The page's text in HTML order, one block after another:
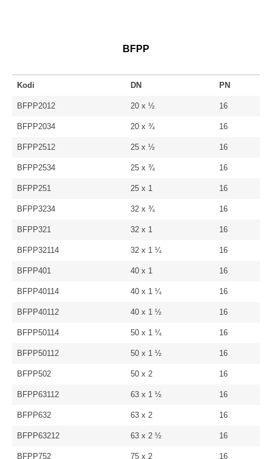
BFPP
Kodi DN PN
BFPP2012 20 x ½ 16
BFPP2034 20 x ¾ 16
BFPP2512 25 x ½ 16
BFPP2534 25 x ¾ 16
BFPP251 25 x 1 16
BFPP3234 32 x ¾ 16
BFPP321 32 x 1 16
BFPP32114 32 x 1 ¼ 16
BFPP401 40 x 1 16
BFPP40114 40 x 1 ¼ 16
BFPP40112 40 x 1 ½ 16
BFPP50114 50 x 1 ¼ 16
BFPP50112 50 x 1 ½ 16
BFPP502 50 x 2 16
BFPP63112 63 x 1 ½ 16
BFPP632 63 x 2 16
BFPP63212 63 x 2 ½ 16
BFPP752 75 x 2 16